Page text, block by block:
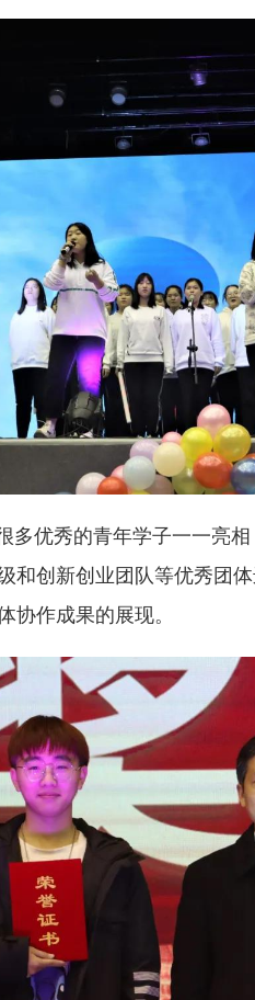
多优秀的青年学子一一亮
和创新创业团队等优秀团
协作成果的展现。